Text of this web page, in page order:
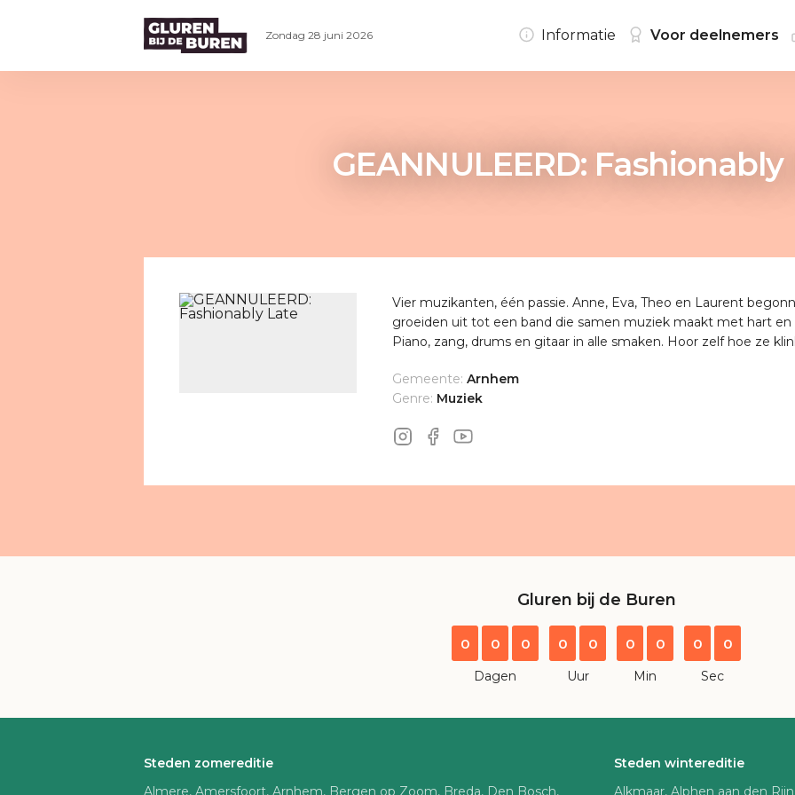
GEANNULEERD:
Vier muzikanten, één passie. Anne, Eva, Theo en Laurent
groeiden uit tot een band die samen muziek maakt met hart en
Piano, zang, drums en gitaar in alle smaken. Hoor zelf hoe ze
Gemeente: Arnhem
Genre: Muziek
Gluren bij de Buren
0 0 0
Dagen
0 0
Uur
0 0
Min
0 0
Sec
Steden zomereditie
Almere, Amersfoort, Arnhem, Bergen op Zoom, Breda, Den Bosch,
Steden wintereditie
Alkmaar, Alphen aan den
Zondag 28 juni 2026 Informatie Voor deelnemers